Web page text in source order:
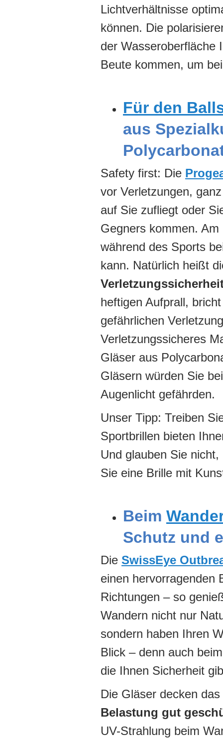
Lichtverhältnisse
können. Die
der Wasseroberfläche
Beute kommen, um
Für den
aus
Safety first: Die
vor Verletzungen,
auf Sie zufliegt oder
Gegners kommen.
während des Sports
kann. Natürlich heißt
heftigen Aufprall,
gefährlichen
Verletzungssicheres
Gläser aus
Gläsern würden Sie
Augenlicht gefährden.
Unser Tipp: Treiben
Sportbrillen bieten
Und glauben Sie
Sie eine Brille mit
Beim
Schutz und
Die SwissEye
einen hervorragenden
Richtungen – so
Wandern nicht nur
sondern haben Ihren
Blick – denn auch
die Ihnen Sicherheit
Die Gläser decken
Belastung gut
UV-Strahlung beim